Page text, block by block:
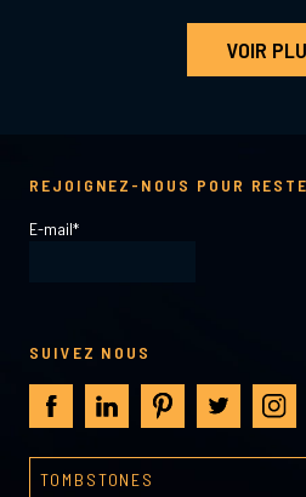
VOIR
TOMBSTONES
REJOIGNEZ-NOUS POUR
E-mail*
SUIVEZ NOUS